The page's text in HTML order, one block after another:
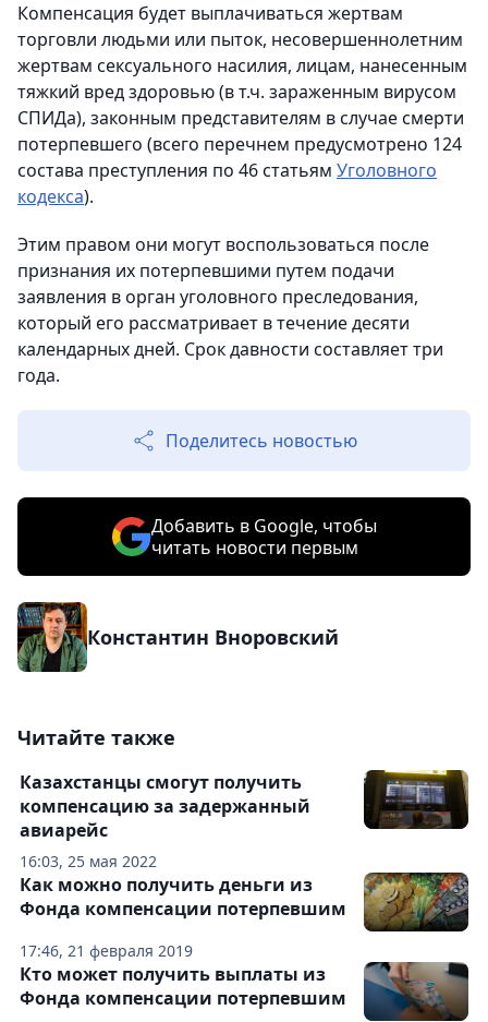
Компенсация будет выплачиваться жертвам
торговли людьми или пыток, несовершеннолетним
жертвам сексуального насилия, лицам, нанесенным
тяжкий вред здоровью (в т.ч. зараженным вирусом
СПИДа), законным представителям в случае смерти
потерпевшего (всего перечнем предусмотрено 124
состава преступления по 46 статьям Уголовного
кодекса).
Этим правом они могут воспользоваться после
признания их потерпевшими путем подачи
заявления в орган уголовного преследования,
который его рассматривает в течение десяти
календарных дней. Срок давности составляет три
года.
Поделитесь новостью
Добавить в Google, чтобы
читать новости первым
Константин Вноровский
Читайте также
16:03, 25 мая 2022
Казахстанцы смогут получить
компенсацию за задержанный
авиарейс
17:46, 21 февраля 2019
Как можно получить деньги из
Фонда компенсации потерпевшим
Кто может получить выплаты из
Фонда компенсации потерпевшим